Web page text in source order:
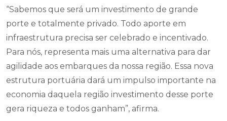
“Sabemos que será um investimento de grande
porte e totalmente privado. Todo aporte em
infraestrutura precisa ser celebrado e incentivado.
Para nós, representa mais uma alternativa para dar
agilidade aos embarques da nossa região. Essa nova
estrutura portuária dará um impulso importante na
economia daquela região investimento desse porte
gera riqueza e todos ganham”, afirma.